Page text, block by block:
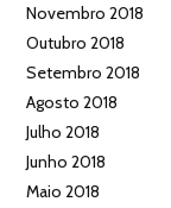
Novembro 2018
Outubro 2018
Setembro 2018
Agosto 2018
Julho 2018
Junho 2018
Maio 2018